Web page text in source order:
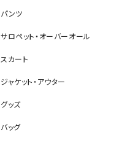
パンツ
サロペット・オーバーオール
スカート
ジャケット・アウター
グッズ
バッグ